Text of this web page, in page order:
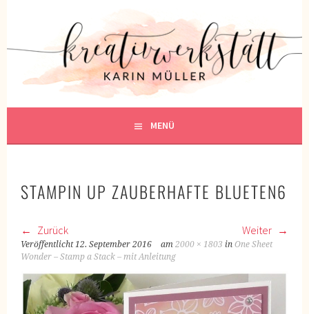
KREATIVWERKSTATT
KREATIV SEIN
MENÜ
STAMPIN UP ZAUBERHAFTE BLUETEN6
Zurück Weiter
Veröffentlicht12. September 2016 am2000 × 1803 inOne Sheet
Wonder – Stamp a Stack – mit Anleitung